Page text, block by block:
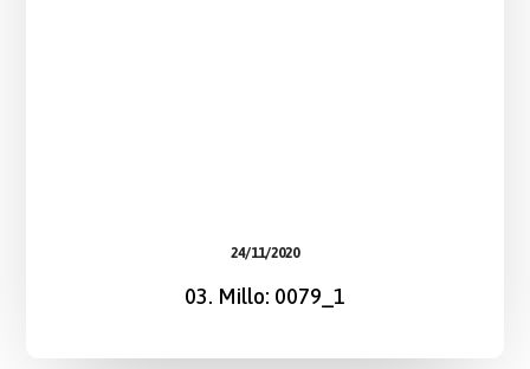
24/11/2020
03. Millo: 0079_1